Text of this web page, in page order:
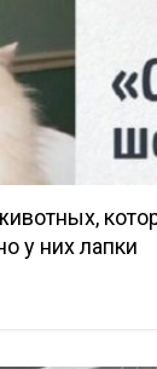
у них лапки